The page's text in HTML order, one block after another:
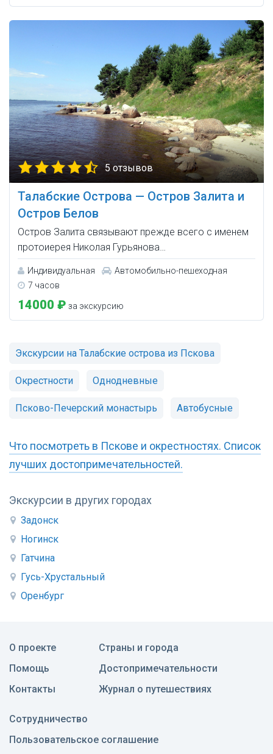
Экскурсии в других городах
Задонск
Ногинск
Гатчина
Гусь-Хрустальный
Оренбург
5 отзывов
Талабские Острова — Остров Залита и
Остров Белов
Остров Залита связывают прежде всего с именем
протоиерея Николая Гурьянова…
Индивидуальная
Автомобильно-пешеходная
7 часов
14000 ₽ за экскурсию
Экскурсии на Талабские острова из Пскова
Окрестности Однодневные
Псково-Печерский монастырь Автобусные
Что посмотреть в Пскове и окрестностях. Список
лучших достопримечательностей.
О проекте
Помощь
Контакты
Страны и города
Достопримечательности
Журнал о путешествиях
Сотрудничество
Пользовательское соглашение